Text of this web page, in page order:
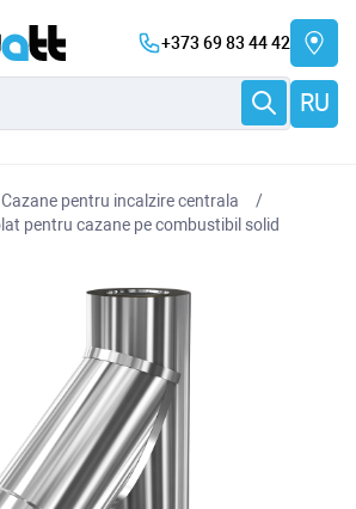
+373 69 83 44 42
RU
Cazane pentru incalzire centrala
pentru cazane pe combustibil solid